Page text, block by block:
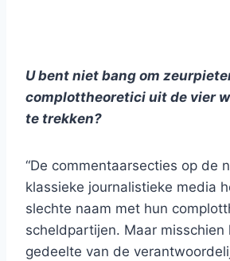
U bent niet bang om
complottheoretici uit de vier
te trekken?
“De commentaarsecties op de
klassieke journalistieke media
slechte naam met hun
scheldpartijen. Maar misschien
gedeelte van de